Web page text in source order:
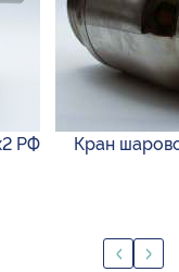
РФ Кран